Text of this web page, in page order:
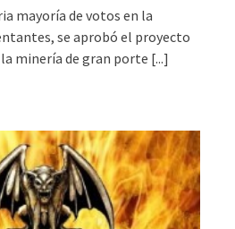
mayoría de votos en la
se aprobó el proyecto
minería de gran porte [...]